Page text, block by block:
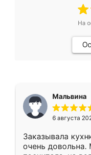
На
Мальвина
6 августа
Заказывала
очень